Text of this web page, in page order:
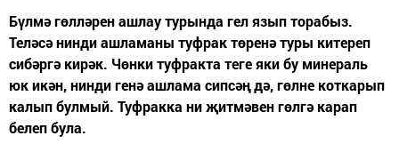
Бүлмә гөлләрен ашлау турында гел язып торабыз.
Теләсә нинди ашламаны туфрак төренә туры китереп
сибәргә кирәк. Чөнки туфракта теге яки бу минераль
юк икән, нинди генә ашлама сипсәң дә, гөлне коткарып
калып булмый. Туфракка ни җитмәвен гөлгә карап
белеп була.